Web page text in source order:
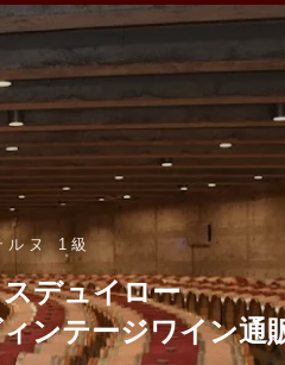
ルヌ 1級
デュイロー
ンテージワイン通